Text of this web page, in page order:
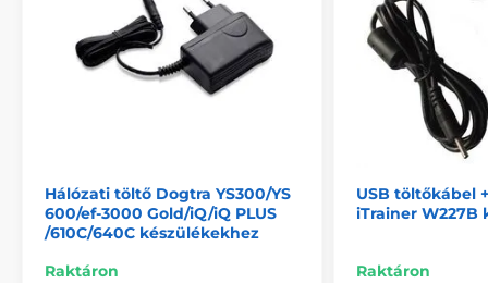
Hálózati töltő Dogtra YS300/YS
600/ef‐3000 Gold/iQ/iQ PLUS
/610C/640C készülékekhez
Raktáron
USB töltőkábel
iTrainer W227B
Raktáron